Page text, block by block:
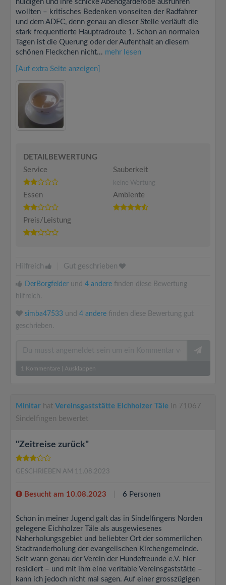
huldigen und ihre schicke Abendgarderobe ausführen
wollten – kritisches Bedenken vonseiten der Radfahrer
und dem ADFC, denn genau an dieser Stelle verläuft die
stark frequentierte Hauptradroute 1. Schon an normalen
Tagen ist die Querung oder der Aufenthalt an diesem
schönen Fleckchen nicht... mehr lesen
[Auf extra Seite anzeigen]
DETAILBEWERTUNG
Service
Sauberkeit
keine Wertung
Essen Ambiente
Preis/Leistung
Hilfreich Gut geschrieben
DerBorgfelder und 4 andere finden diese Bewertung
hilfreich.
simba47533 und 4 andere finden diese Bewertung gut
geschrieben.
1 Kommentare Ausklappen
Minitar hat Vereinsgaststätte Eichholzer Täle in 71067
Sindelfingen bewertet
"Zeitreise zurück"
GESCHRIEBEN AM 11.08.2023
Besucht am 10.08.2023 6 Personen
Schon in meiner Jugend galt das in Sindelfingens Norden
gelegene Eichholzer Täle als ausgewiesenes
Naherholungsgebiet und beliebter Ort der sommerlichen
Stadtranderholung der evangelischen Kirchengemeinde.
Seit wann genau der Verein der Hundefreunde e.V. hier
residiert – und mit ihm eine veritable Vereinsgaststätte –
kann ich jedoch nicht mal sagen. Auf einer grosszügigen